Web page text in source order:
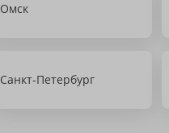
Омск
Санкт-Петербург